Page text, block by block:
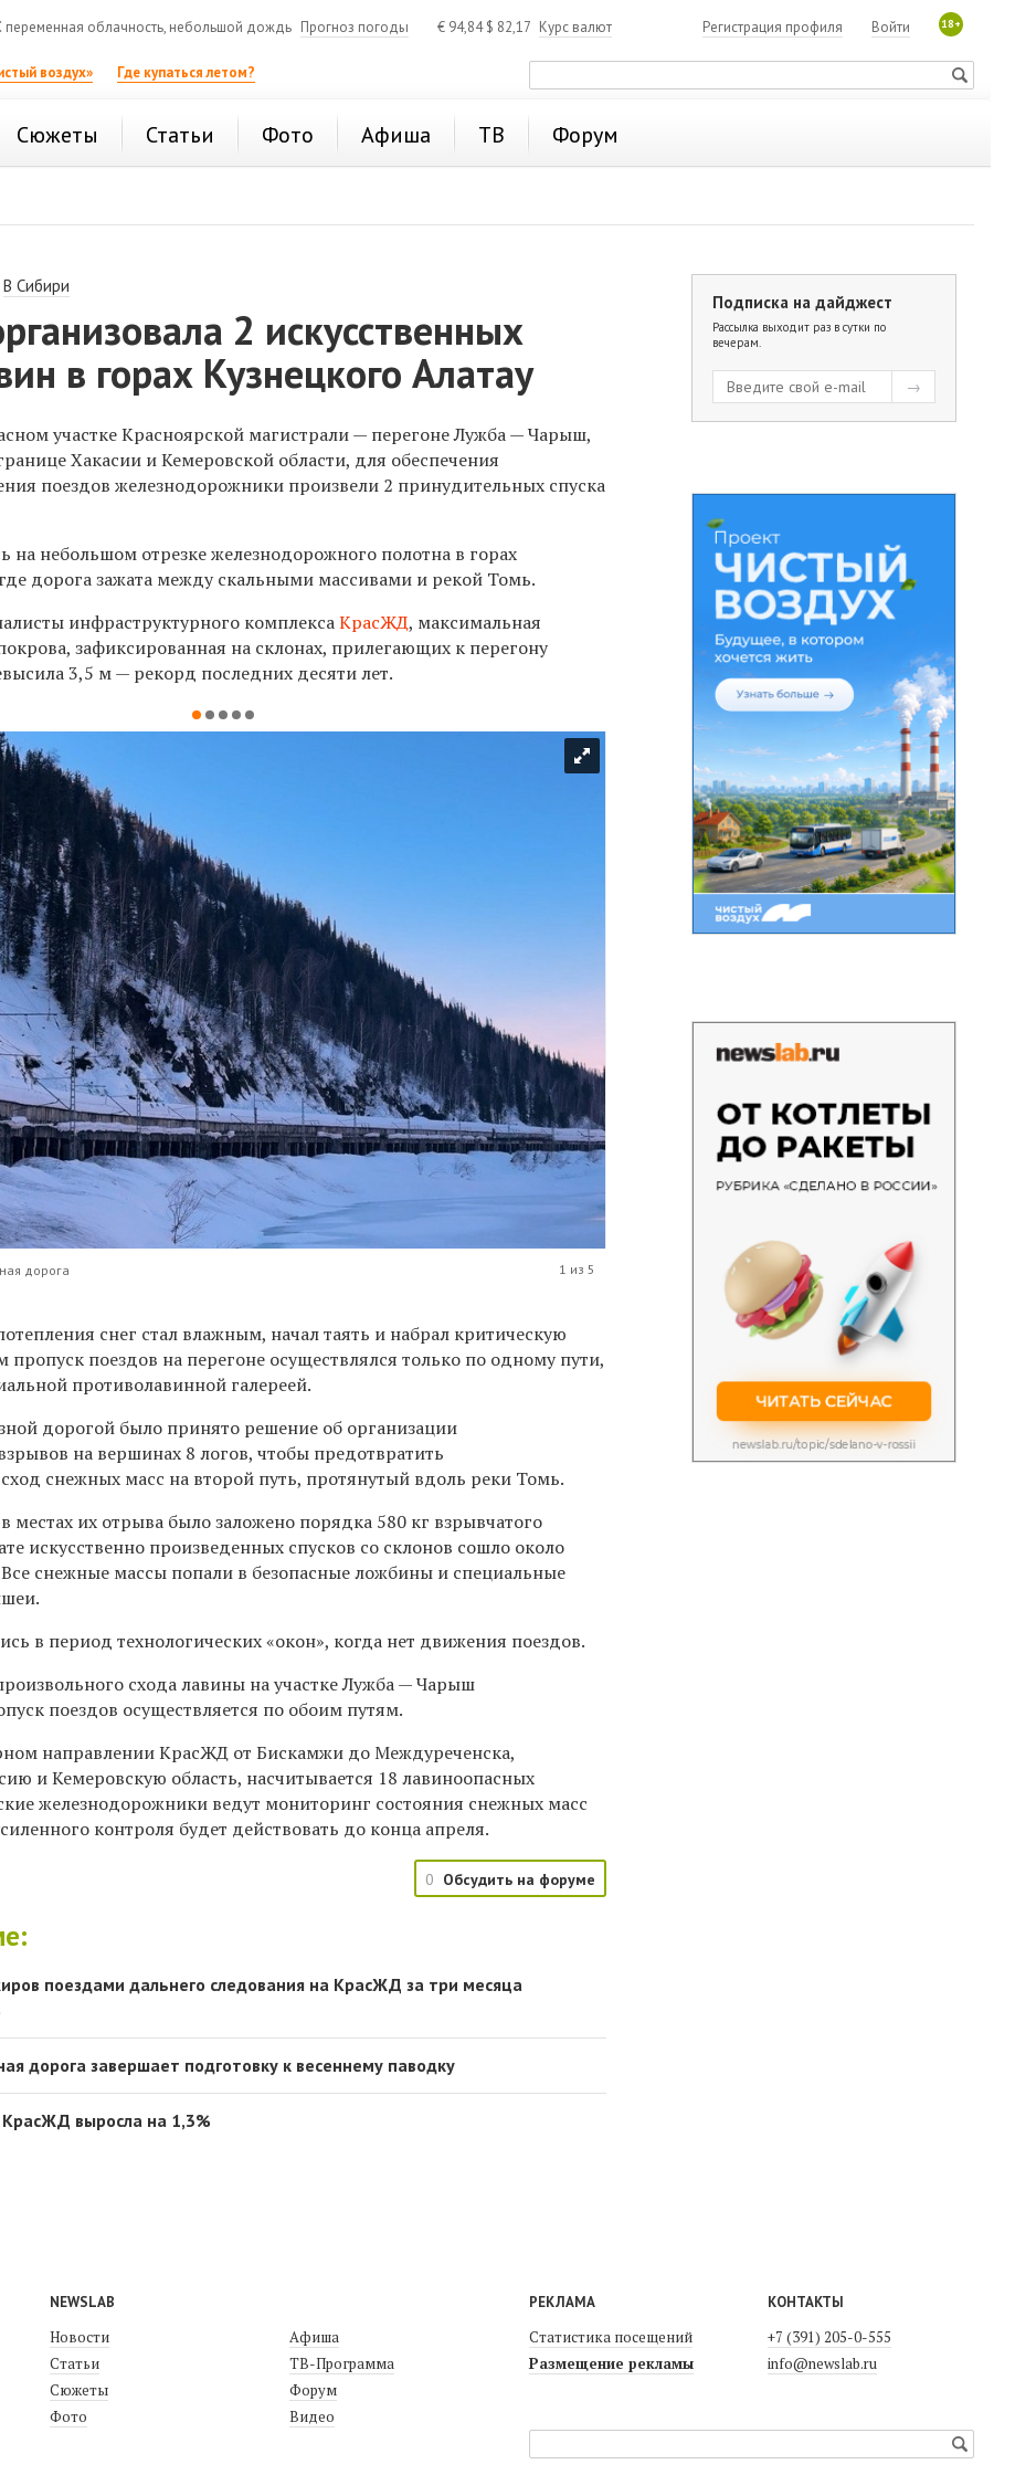
переменная облачность, небольшой дождь Прогноз погоды € 94,84$ 82,17 Курс валют 18+
Войти
Регистрация профиля
воздух» Где купаться летом?
Сюжеты Статьи Фото Афиша ТВ Форум
В Сибири
2 искусственных
в горах Кузнецкого Алатау
участке Красноярской магистрали — перегоне Лужба — Чарыш,
Хакасии и Кемеровской области, для обеспечения
поездов железнодорожники произвели 2 принудительных спуска
на небольшом отрезке железнодорожного полотна в горах
дорога зажата между скальными массивами и рекой Томь.
инфраструктурного комплексаКрасЖД, максимальная
зафиксированная на склонах, прилегающих к перегону
3,5 м — рекорд последних десяти лет.
дорога 1 из 5
снег стал влажным, начал таять и набрал критическую
пропуск поездов на перегоне осуществлялся только по одному пути,
противолавинной галереей.
дорогой было принято решение об организации
на вершинах 8 логов, чтобы предотвратить
снежных масс на второй путь, протянутый вдоль реки Томь.
местах их отрыва было заложено порядка 580 кг взрывчатого
искусственно произведенных спусков со склонов сошло около
Все снежные массы попали в безопасные ложбины и специальные
в период технологических «окон», когда нет движения поездов.
схода лавины на участке Лужба — Чарыш
поездов осуществляется по обоим путям.
направлении КрасЖД от Бискамжи до Междуреченска,
и Кемеровскую область, насчитывается 18 лавиноопасных
железнодорожники ведут мониторинг состояния снежных масс
контроля будет действовать до конца апреля.
0 Обсудить на форуме
поездами дальнего следования на КрасЖД за три месяца
дорога завершает подготовку к весеннему паводку
выросла на 1,3%
Подписка на дайджест
Рассылка выходит раз в сутки по
вечерам.
NEWSLAB
Новости
Статьи
Сюжеты
Фото
Афиша
ТВ-Программа
Форум
Видео
РЕКЛАМА
Статистика посещений
Размещение рекламы
КОНТАКТЫ
+7 (391) 205-0-555
info@newslab.ru